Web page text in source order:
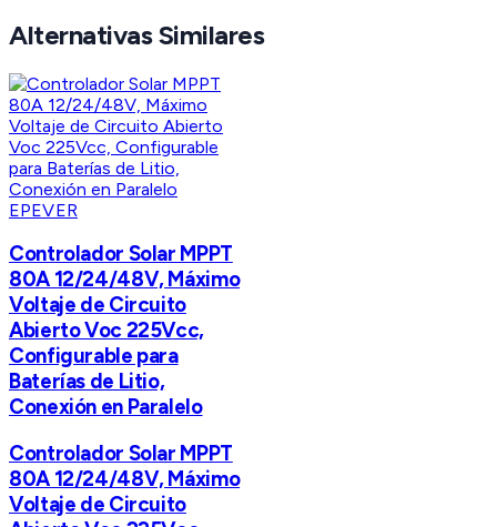
Alternativas Similares
EPEVER
Controlador Solar MPPT
80A 12/24/48V, Máximo
Voltaje de Circuito
Abierto Voc 225Vcc,
Configurable para
Baterías de Litio,
Conexión en Paralelo
Controlador Solar MPPT
80A 12/24/48V, Máximo
Voltaje de Circuito